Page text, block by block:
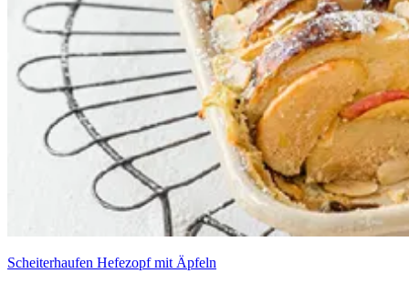
Scheiterhaufen Hefezopf mit Äpfeln